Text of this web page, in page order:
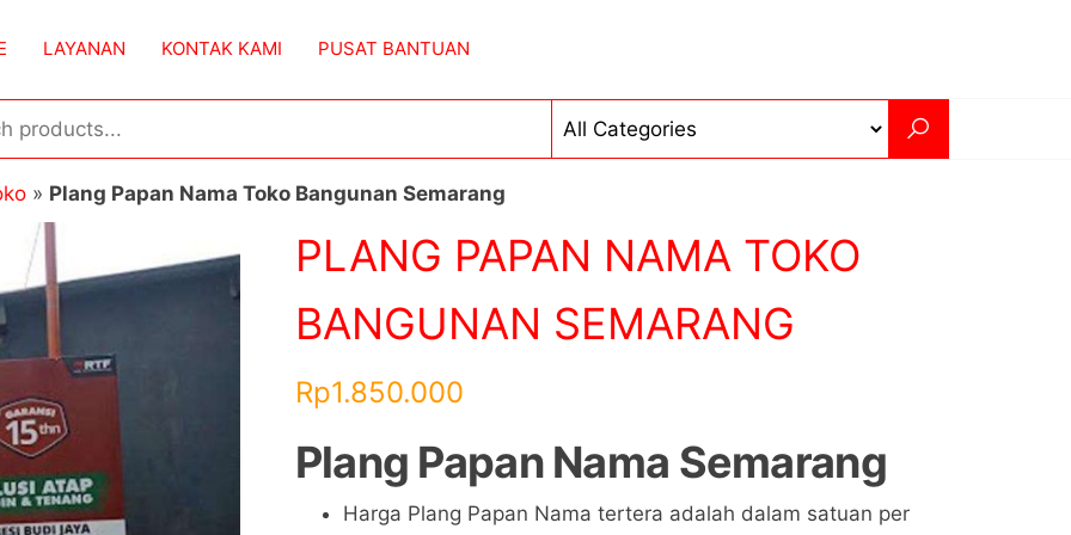
LAYANAN KONTAK KAMI PUSAT BANTUAN
» Plang Papan Nama Toko Bangunan Semarang
PLANG PAPAN NAMA TOKO
BANGUNAN SEMARANG
Rp1.850.000
Plang Papan Nama Semarang
Harga Plang Papan Nama tertera adalah dalam satuan per